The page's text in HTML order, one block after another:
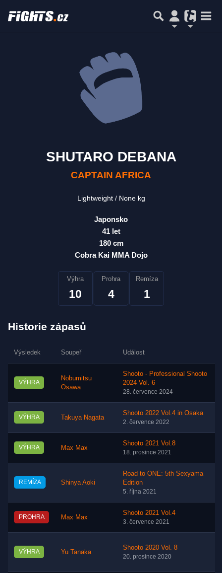
SHUTARO DEBANA
CAPTAIN AFRICA
Lightweight None kg
Japonsko
41 let
180 cm
Cobra Kai MMA Dojo
Výhra
10
Prohra
4
Remíza
1
Historie zápasů
Výsledek Soupeř Událost
VÝHRA
Nobumitsu
Osawa
Shooto - Professional Shooto
2024 Vol. 6
28. července 2024
VÝHRA Takuya Nagata
Shooto 2022 Vol.4 in Osaka
2. července 2022
VÝHRA Max Max
Shooto 2021 Vol.8
18. prosince 2021
REMÍZA Shinya Aoki
Road to ONE: 5th Sexyama
Edition
5. října 2021
PROHRA Max Max
Shooto 2021 Vol.4
3. července 2021
VÝHRA Yu Tanaka
Shooto 2020 Vol. 8
20. prosince 2020